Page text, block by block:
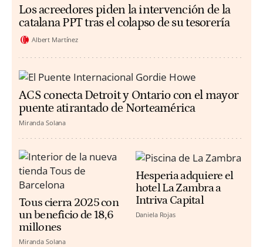
Los acreedores piden la intervención de la
catalana PPT tras el colapso de su tesorería
Albert Martínez
ACS conecta Detroit y Ontario con el mayor
puente atirantado de Norteamérica
Miranda Solana
Tous cierra 2025 con
un beneficio de 18,6
millones
Miranda Solana
Hesperia adquiere el
hotel La Zambra a
Intriva Capital
Daniela Rojas